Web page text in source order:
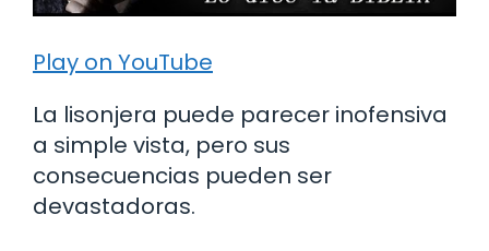
Play on YouTube
La lisonjera puede parecer inofensiva
a simple vista, pero sus
consecuencias pueden ser
devastadoras.